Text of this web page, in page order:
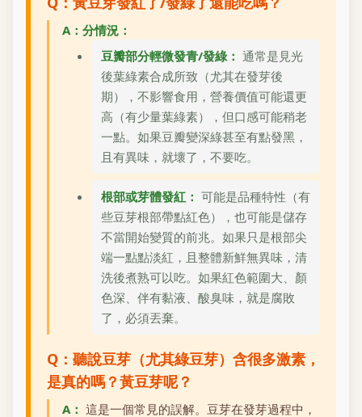
A：分情況：
豆瓣部分輕微發青/發綠： 通常是見光
後葉綠素合成所致（尤其在發芽後
期），不影響食用，營養價值可能還更
高（有少量葉綠素），但口感可能稍老
一點。如果豆瓣變深綠甚至有點發黑，
且有異味，就壞了，不要吃。
根部或芽體發紅： 可能是品種特性（有
些豆芽根部帶點紅色），也可能是儲存
不當開始變質的前兆。如果只是根部尖
端一點點淡紅，且整體新鮮無異味，清
洗後煮熟可以吃。如果紅色範圍大、顏
色深、伴有黏液、酸臭味，就是腐敗
了，必須丟棄。
Q：聽說豆芽（尤其綠豆芽）含很多激素，
是真的嗎？黃豆芽呢？
A： 這是一個常見的誤解。豆芽在發芽過程中，